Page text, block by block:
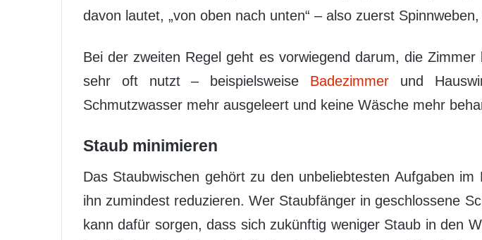
davon lautet, „von oben nach unten“ – also zuerst
Bei der zweiten Regel geht es vorwiegend darum, die
sehr oft nutzt – beispielsweise Badezimmerund
Schmutzwasser mehr ausgeleert und keine Wäsche mehr
Staub minimieren
Das Staubwischen gehört zu den unbeliebtesten Aufgaben
ihn zumindest reduzieren. Wer Staubfänger in geschlossene
kann dafür sorgen, dass sich zukünftig weniger Staub in den